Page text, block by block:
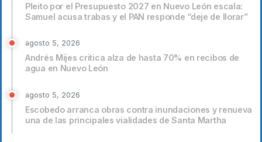
Pleito por el Presupuesto 2027 en Nuevo León escala:
Samuel acusa trabas y el PAN responde “deje de llorar”
agosto 5, 2026
Andrés Mijes critica alza de hasta 70% en recibos de
agua en Nuevo León
agosto 5, 2026
Escobedo arranca obras contra inundaciones y renueva
una de las principales vialidades de Santa Martha